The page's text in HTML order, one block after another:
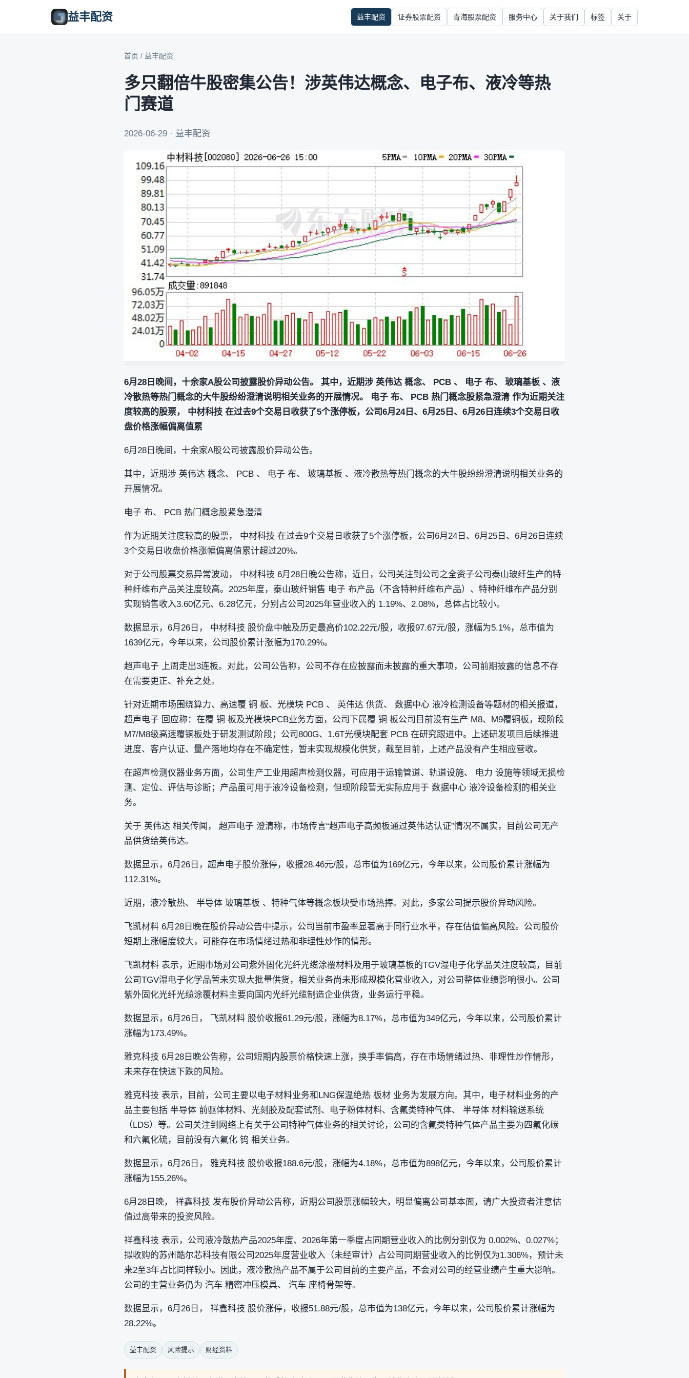
益丰配资 益丰配资 证券股票配资 青海股票配资 服务中心 关于我们 标签 关于
首页 / 益丰配资
多只翻倍牛股密集公告！涉英伟达概念、电子布、液冷等热
门赛道
2026-06-29 · 益丰配资
6月28日晚间，十余家A股公司披露股价异动公告。 其中，近期涉 英伟达 概念、 PCB 、 电子 布、 玻璃基板 、液
冷散热等热门概念的大牛股纷纷澄清说明相关业务的开展情况。 电子 布、 PCB 热门概念股紧急澄清 作为近期关注
度较高的股票， 中材科技 在过去9个交易日收获了5个涨停板，公司6月24日、6月25日、6月26日连续3个交易日收
盘价格涨幅偏离值累
6月28日晚间，十余家A股公司披露股价异动公告。
其中，近期涉 英伟达 概念、 PCB 、 电子 布、 玻璃基板 、液冷散热等热门概念的大牛股纷纷澄清说明相关业务的
开展情况。
电子 布、 PCB 热门概念股紧急澄清
作为近期关注度较高的股票， 中材科技 在过去9个交易日收获了5个涨停板，公司6月24日、6月25日、6月26日连续
3个交易日收盘价格涨幅偏离值累计超过20%。
对于公司股票交易异常波动， 中材科技 6月28日晚公告称，近日，公司关注到公司之全资子公司泰山玻纤生产的特
种纤维布产品关注度较高。2025年度，泰山玻纤销售 电子 布产品（不含特种纤维布产品）、特种纤维布产品分别
实现销售收入3.60亿元、6.28亿元，分别占公司2025年营业收入的 1.19%、2.08%，总体占比较小。
数据显示，6月26日， 中材科技 股价盘中触及历史最高价102.22元/股，收报97.67元/股，涨幅为5.1%，总市值为
1639亿元，今年以来，公司股价累计涨幅为170.29%。
超声电子 上周走出3连板。对此，公司公告称，公司不存在应披露而未披露的重大事项，公司前期披露的信息不存
在需要更正、补充之处。
针对近期市场围绕算力、高速覆 铜 板、光模块 PCB 、 英伟达 供货、 数据中心 液冷检测设备等题材的相关报道，
超声电子 回应称：在覆 铜 板及光模块PCB业务方面，公司下属覆 铜 板公司目前没有生产 M8、M9覆铜板，现阶段
M7/M8级高速覆铜板处于研发测试阶段；公司800G、1.6T光模块配套 PCB 在研究跟进中。上述研发项目后续推进
进度、客户认证、量产落地均存在不确定性，暂未实现规模化供货，截至目前，上述产品没有产生相应营收。
在超声检测仪器业务方面，公司生产工业用超声检测仪器，可应用于运输管道、轨道设施、 电力 设施等领域无损检
测、定位、评估与诊断；产品虽可用于液冷设备检测，但现阶段暂无实际应用于 数据中心 液冷设备检测的相关业
务。
关于 英伟达 相关传闻， 超声电子 澄清称，市场传言“超声电子高频板通过英伟达认证”情况不属实，目前公司无产
品供货给英伟达。
数据显示，6月26日，超声电子股价涨停，收报28.46元/股，总市值为169亿元，今年以来，公司股价累计涨幅为
112.31%。
近期，液冷散热、 半导体 玻璃基板 、特种气体等概念板块受市场热捧。对此，多家公司提示股价异动风险。
飞凯材料 6月28日晚在股价异动公告中提示，公司当前市盈率显著高于同行业水平，存在估值偏高风险。公司股价
短期上涨幅度较大，可能存在市场情绪过热和非理性炒作的情形。
飞凯材料 表示，近期市场对公司紫外固化光纤光缆涂覆材料及用于玻璃基板的TGV湿电子化学品关注度较高，目前
公司TGV湿电子化学品暂未实现大批量供货，相关业务尚未形成规模化营业收入，对公司整体业绩影响很小。公司
紫外固化光纤光缆涂覆材料主要向国内光纤光缆制造企业供货，业务运行平稳。
数据显示，6月26日， 飞凯材料 股价收报61.29元/股，涨幅为8.17%，总市值为349亿元，今年以来，公司股价累计
涨幅为173.49%。
雅克科技 6月28日晚公告称，公司短期内股票价格快速上涨，换手率偏高，存在市场情绪过热、非理性炒作情形，
未来存在快速下跌的风险。
雅克科技 表示，目前，公司主要以电子材料业务和LNG保温绝热 板材 业务为发展方向。其中，电子材料业务的产
品主要包括 半导体 前驱体材料、光刻胶及配套试剂、电子粉体材料、含氟类特种气体、 半导体 材料输送系统
（LDS）等。公司关注到网络上有关于公司特种气体业务的相关讨论，公司的含氟类特种气体产品主要为四氟化碳
和六氟化硫，目前没有六氟化 钨 相关业务。
数据显示，6月26日， 雅克科技 股价收报188.6元/股，涨幅为4.18%，总市值为898亿元，今年以来，公司股价累计
涨幅为155.26%。
6月28日晚， 祥鑫科技 发布股价异动公告称，近期公司股票涨幅较大，明显偏离公司基本面，请广大投资者注意估
值过高带来的投资风险。
祥鑫科技 表示，公司液冷散热产品2025年度、2026年第一季度占同期营业收入的比例分别仅为 0.002%、0.027%；
拟收购的苏州酷尔芯科技有限公司2025年度营业收入（未经审计）占公司同期营业收入的比例仅为1.306%，预计未
来2至3年占比同样较小。因此，液冷散热产品不属于公司目前的主要产品，不会对公司的经营业绩产生重大影响。
公司的主营业务仍为 汽车 精密冲压模具、 汽车 座椅骨架等。
数据显示，6月26日， 祥鑫科技 股价涨停，收报51.88元/股，总市值为138亿元，今年以来，公司股价累计涨幅为
28.22%。
益丰配资 风险提示 财经资料